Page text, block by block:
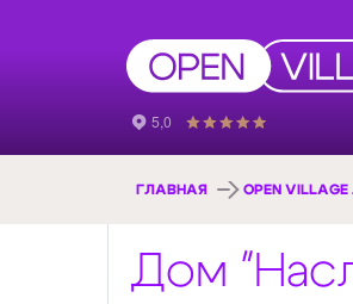
ГЛАВНАЯ OPEN
Дом